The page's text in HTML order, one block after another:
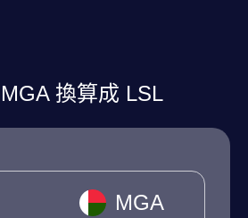
換算成 LSL
MGA